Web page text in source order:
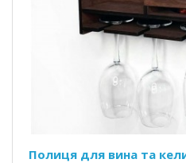
Полиця для вина та